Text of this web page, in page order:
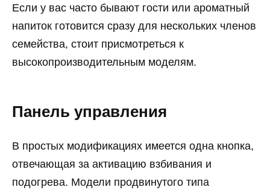
Если у вас часто бывают гости или ароматный
напиток готовится сразу для нескольких членов
семейства, стоит присмотреться к
высокопроизводительным моделям.
Панель управления
В простых модификациях имеется одна кнопка,
отвечающая за активацию взбивания и
подогрева. Модели продвинутого типа